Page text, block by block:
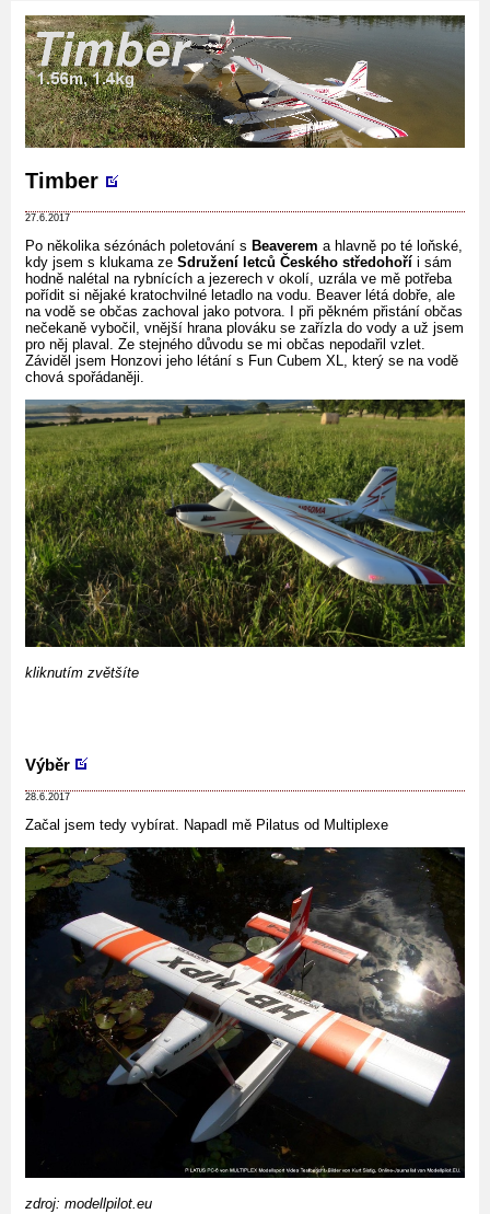
Timber
27.6.2017
Po několika sézónách poletování s Beaverem a hlavně po té loňské,
kdy jsem s klukama ze Sdružení letců Českého středohoří i sám
hodně nalétal na rybnících a jezerech v okolí, uzrála ve mě potřeba
pořídit si nějaké kratochvilné letadlo na vodu. Beaver létá dobře, ale
na vodě se občas zachoval jako potvora. I při pěkném přistání občas
nečekaně vybočil, vnější hrana plováku se zařízla do vody a už jsem
pro něj plaval. Ze stejného důvodu se mi občas nepodařil vzlet.
Záviděl jsem Honzovi jeho létání s Fun Cubem XL, který se na vodě
chová spořádaněji.
kliknutím zvětšíte
Výběr
28.6.2017
Začal jsem tedy vybírat. Napadl mě Pilatus od Multiplexe
zdroj: modellpilot.eu